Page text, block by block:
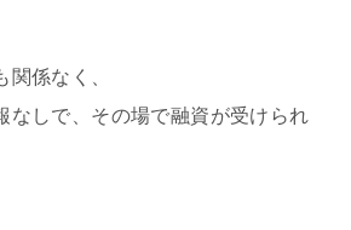
係なく、
なしで、その場で融資が受けられ